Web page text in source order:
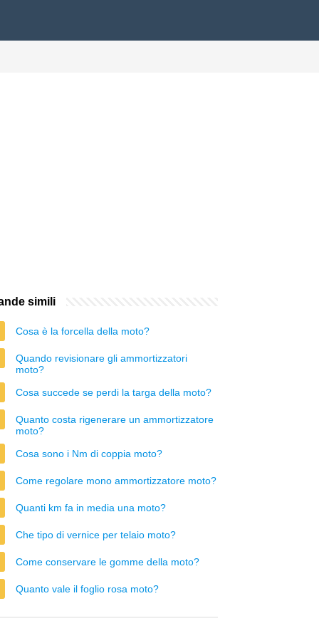
simili
Cosa è la forcella della moto?
Quando revisionare gli ammortizzatori
moto?
Cosa succede se perdi la targa della moto?
Quanto costa rigenerare un ammortizzatore
moto?
Cosa sono i Nm di coppia moto?
Come regolare mono ammortizzatore moto?
Quanti km fa in media una moto?
Che tipo di vernice per telaio moto?
Come conservare le gomme della moto?
Quanto vale il foglio rosa moto?